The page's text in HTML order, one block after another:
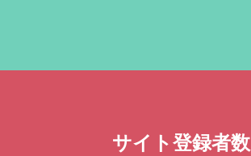
サイト登録者数